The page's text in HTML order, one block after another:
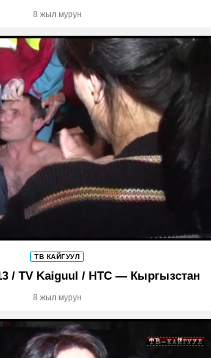
8 жыл мурун
ТВ КАЙГУУЛ
/ TV Kaiguul / НТС — Кыргызстан
8 жыл мурун